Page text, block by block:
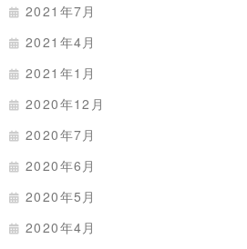
2021年7月
2021年4月
2021年1月
2020年12月
2020年7月
2020年6月
2020年5月
2020年4月